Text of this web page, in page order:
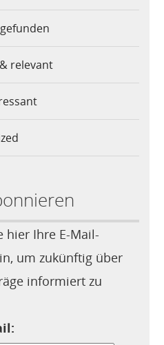
relevant
hier Ihre E-Mail-
um zukünftig über
informiert zu